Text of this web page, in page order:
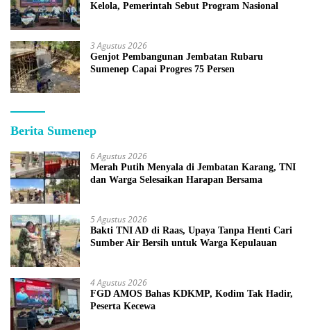
Kelola, Pemerintah Sebut Program Nasional
3 Agustus 2026
Genjot Pembangunan Jembatan Rubaru
Sumenep Capai Progres 75 Persen
Berita Sumenep
6 Agustus 2026
Merah Putih Menyala di Jembatan Karang, TNI
dan Warga Selesaikan Harapan Bersama
5 Agustus 2026
Bakti TNI AD di Raas, Upaya Tanpa Henti Cari
Sumber Air Bersih untuk Warga Kepulauan
4 Agustus 2026
FGD AMOS Bahas KDKMP, Kodim Tak Hadir,
Peserta Kecewa